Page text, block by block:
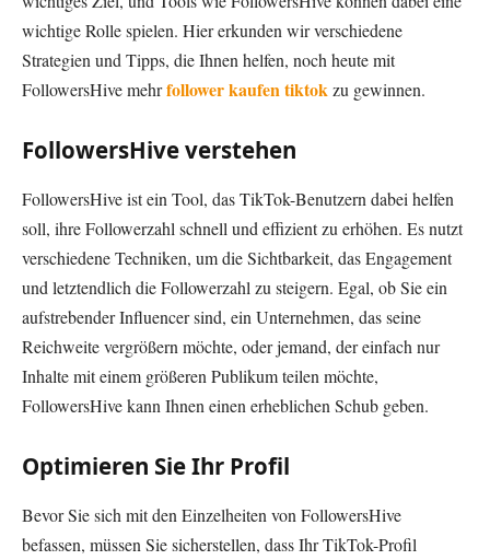
wichtige Rolle spielen. Hier erkunden wir verschiedene
Strategien und Tipps, die Ihnen helfen, noch heute mit
FollowersHive mehrfollower kaufen tiktokzu gewinnen.
FollowersHive verstehen
FollowersHive ist ein Tool, das TikTok-Benutzern dabei helfen
soll, ihre Followerzahl schnell und effizient zu erhöhen. Es nutzt
verschiedene Techniken, um die Sichtbarkeit, das Engagement
und letztendlich die Followerzahl zu steigern. Egal, ob Sie ein
aufstrebender Influencer sind, ein Unternehmen, das seine
Reichweite vergrößern möchte, oder jemand, der einfach nur
Inhalte mit einem größeren Publikum teilen möchte,
FollowersHive kann Ihnen einen erheblichen Schub geben.
Optimieren Sie Ihr Profil
Bevor Sie sich mit den Einzelheiten von FollowersHive
befassen, müssen Sie sicherstellen, dass Ihr TikTok-Profil